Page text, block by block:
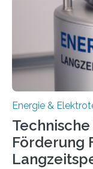
Energie &
Förderung